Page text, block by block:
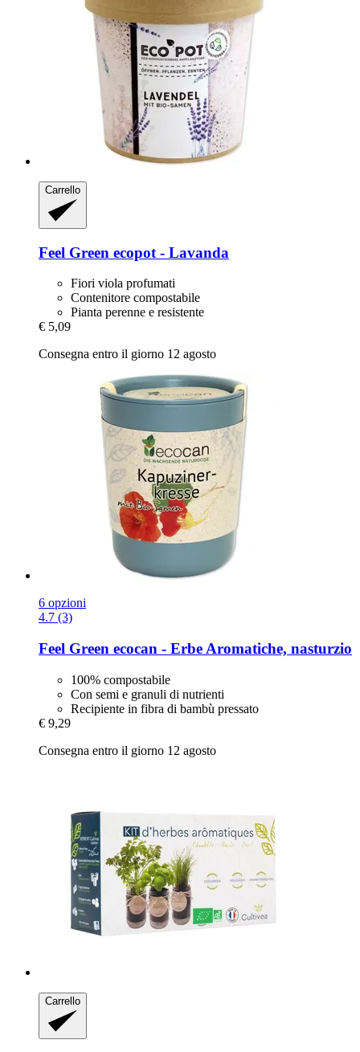
Carrello
Feel Green ecopot -​ Lavanda
Fiori viola profumati
Contenitore compostabile
Pianta perenne e resistente
€ 5,09
Consegna entro il giorno 12 agosto
6 opzioni
4.7 (3)
Feel Green ecocan -​ Erbe Aromatiche, nasturzio
100% compostabile
Con semi e granuli di nutrienti
Recipiente in fibra di bambù pressato
€ 9,29
Consegna entro il giorno 12 agosto
Carrello